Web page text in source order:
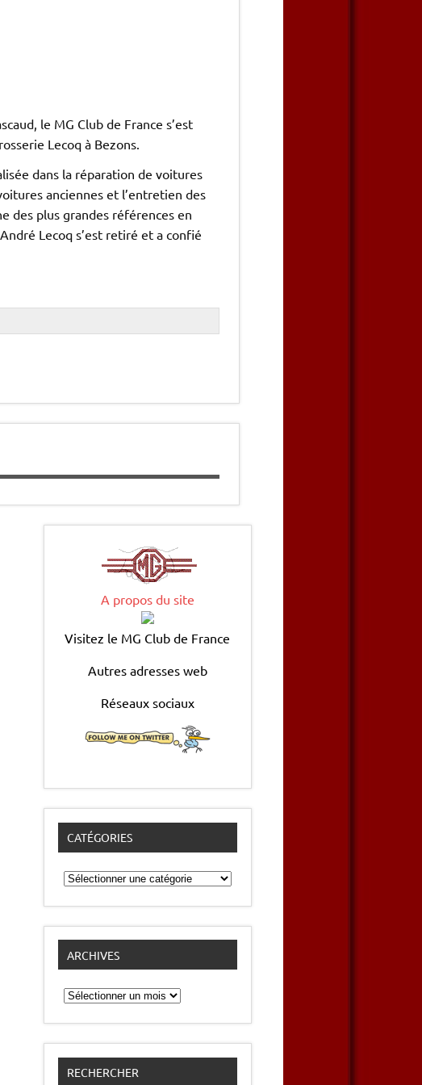
le MG Club de France s’est
Lecoq à Bezons.
dans la réparation de voitures
anciennes et l’entretien des
des plus grandes références en
Lecoq s’est retiré et a confié
A propos du site
Visitez le MG Club de France
Autres adresses web
Réseaux sociaux
CATÉGORIES
Catégories
ARCHIVES
Archives
RECHERCHER